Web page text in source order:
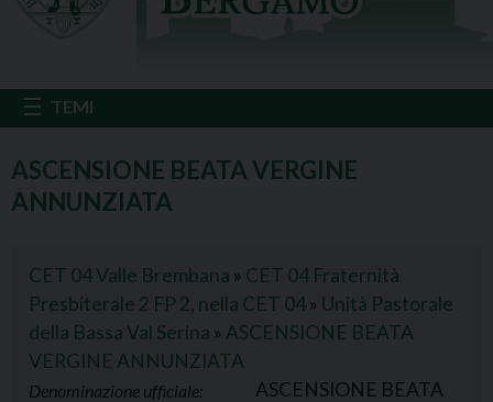
ASCENSIONE BEATA VERGINE
ANNUNZIATA
CET 04 Valle Brembana » CET 04 Fraternità
Presbiterale 2 FP 2, nella CET 04» Unità Pastorale
della Bassa Val Serina » ASCENSIONE BEATA
VERGINE ANNUNZIATA
Denominazione ufficiale:
ASCENSIONE BEATA